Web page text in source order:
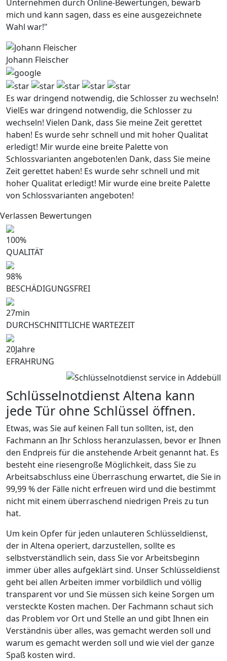
Unternehmen durch Online-Bewertungen, bewarb
mich und kann sagen, dass es eine ausgezeichnete
Wahl war!"
Johann Fleischer
Es war dringend notwendig, die Schlosser zu wechseln!
VielEs war dringend notwendig, die Schlosser zu
wechseln! Vielen Dank, dass Sie meine Zeit gerettet
haben! Es wurde sehr schnell und mit hoher Qualitat
erledigt! Mir wurde eine breite Palette von
Schlossvarianten angeboten!en Dank, dass Sie meine
Zeit gerettet haben! Es wurde sehr schnell und mit
hoher Qualitat erledigt! Mir wurde eine breite Palette
von Schlossvarianten angeboten!
Verlassen Bewertungen
100%
QUALITÄT
98%
BESCHÄDIGUNGSFREI
27min
DURCHSCHNITTLICHE WARTEZEIT
20Jahre
EFRAHRUNG
Schlüsselnotdienst Altena kann
jede Tür ohne Schlüssel öffnen.
Etwas, was Sie auf keinen Fall tun sollten, ist, den
Fachmann an Ihr Schloss heranzulassen, bevor er Ihnen
den Endpreis für die anstehende Arbeit genannt hat. Es
besteht eine riesengroße Möglichkeit, dass Sie zu
Arbeitsabschluss eine Überraschung erwartet, die Sie in
99,99 % der Fälle nicht erfreuen wird und die bestimmt
nicht mit einem überraschend niedrigen Preis zu tun
hat.
Um kein Opfer für jeden unlauteren Schlüsseldienst,
der in Altena operiert, darzustellen, sollte es
selbstverständlich sein, dass Sie vor Arbeitsbeginn
immer über alles aufgeklärt sind. Unser Schlüsseldienst
geht bei allen Arbeiten immer vorbildlich und völlig
transparent vor und Sie müssen sich keine Sorgen um
versteckte Kosten machen. Der Fachmann schaut sich
das Problem vor Ort und Stelle an und gibt Ihnen ein
Verständnis über alles, was gemacht werden soll und
warum es gemacht werden soll und wie viel der ganze
Spaß kosten wird.